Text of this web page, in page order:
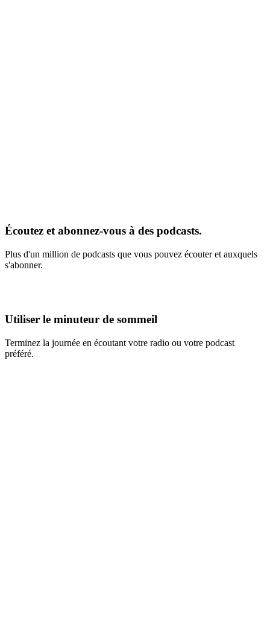
Écoutez et abonnez-vous à des podcasts.
Plus d'un million de podcasts que vous pouvez écouter et auxquels
s'abonner.
Utiliser le minuteur de sommeil
Terminez la journée en écoutant votre radio ou votre podcast
préféré.